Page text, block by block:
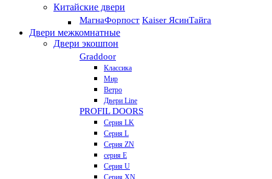
Китайские двери
МагнаФорпост Kaiser ЯсинТайга
Двери межкомнатные
Двери экошпон
Graddoor
Классика
Мир
Ветро
Двери Line
PROFIL DOORS
Серия LK
Серия L
Серия ZN
серия E
Серия U
Серия XN